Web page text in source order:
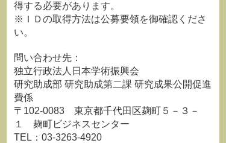
得する必要があります。
※ＩＤの取得方法は公募要領を御確認くださ
い。
問い合わせ先：
独立行政法人日本学術振興会
研究助成部 研究助成第二課 研究成果公開促進
費係
〒102-0083 東京都千代田区麹町５－３－
１ 麹町ビジネスセンター
TEL：03-3263-4920